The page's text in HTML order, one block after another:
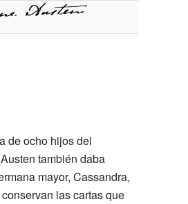
de ocho hijos del
también daba
mayor, Cassandra,
las cartas que